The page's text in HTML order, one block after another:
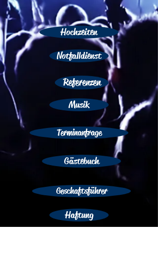
Hochzeiten
Notfalldienst
Referenzen
Musik
Terminanfrage
Gästebuch
Geschaftsführer
Haftung